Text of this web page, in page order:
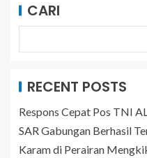
CARI
RECENT POSTS
Respons Cepat Pos TNI
SAR Gabungan Berhasil
Karam di Perairan